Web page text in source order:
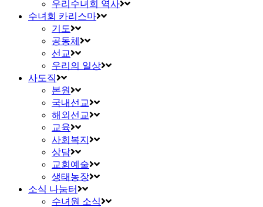
우리수녀회 역사
수녀회 카리스마
기도
공동체
선교
우리의 일상
사도직
본원
국내선교
해외선교
교육
사회복지
상담
교회예술
생태농장
소식 나눔터
수녀원 소식